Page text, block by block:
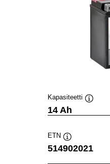
Kapasiteetti
14 Ah
ETN
Työkaluvihje
514902021